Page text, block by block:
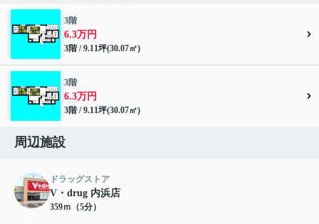
3階
6.3万円
3階 / 9.11坪(30.07㎡)
3階
6.3万円
3階 / 9.11坪(30.07㎡)
周辺施設
ドラッグストア
V・drug 内浜店
359ｍ（5分）